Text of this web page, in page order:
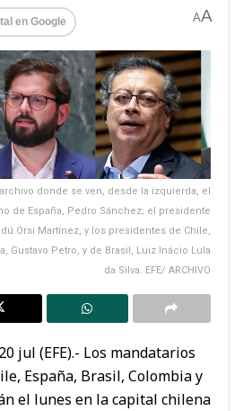
en Google AA
donde se ven, desde la izquierda, el
de España, Pedro Sánchez; el presidente
Orsi Martínez, y los presidentes de Chile,
Gustavo Petro, y de Brasil, Luiz Inácio Lula
da Silva. EFE/ ARCHIVO
jul (EFE).- Los mandatarios
España, Brasil, Colombia y
el lunes en la capital chilena